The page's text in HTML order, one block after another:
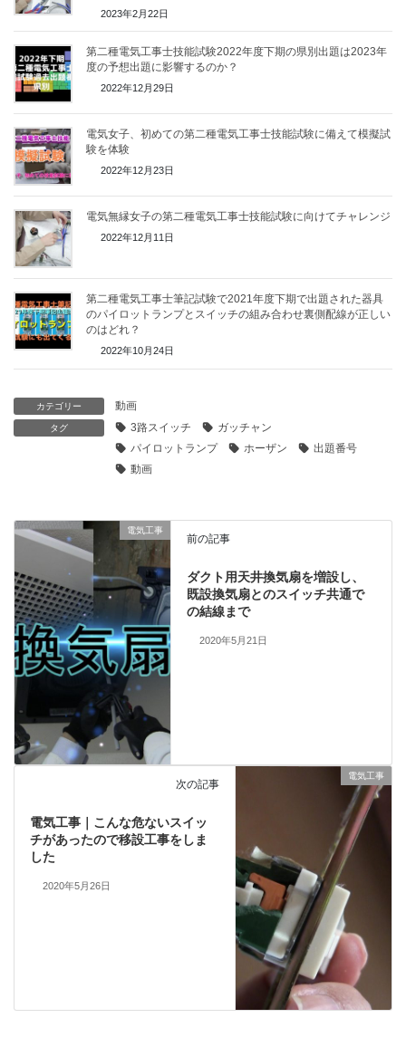
2023年2月22日
第二種電気工事士技能試験2022年度下期の県別出題は2023年
度の予想出題に影響するのか？
2022年12月29日
電気女子、初めての第二種電気工事士技能試験に備えて模擬試
験を体験
2022年12月23日
電気無縁女子の第二種電気工事士技能試験に向けてチャレンジ
2022年12月11日
第二種電気工事士筆記試験で2021年度下期で出題された器具
のパイロットランプとスイッチの組み合わせ裏側配線が正しい
のはどれ？
2022年10月24日
カテゴリー 動画
タグ 3路スイッチ
ガッチャン
パイロットランプ
ホーザン
出題番号
動画
電気工事
前の記事
ダクト用天井換気扇を増設し、
既設換気扇とのスイッチ共通で
の結線まで
2020年5月21日
電気工事
次の記事
電気工事｜こんな危ないスイッ
チがあったので移設工事をしま
した
2020年5月26日